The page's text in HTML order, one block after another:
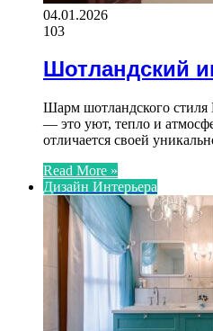
04.01.2026
103
Шотландский
Шарм шотландского стиля
— это уют, тепло и
отличается своей
Read More »
Дизайн Интерьера